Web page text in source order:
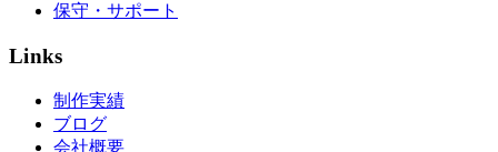
保守・サポート
Links
制作実績
ブログ
会社概要